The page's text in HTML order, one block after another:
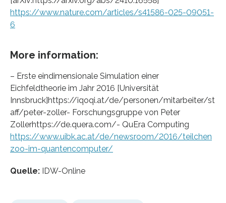
https://www.nature.com/articles/s41586-025-09051-
6
More information:
– Erste eindimensionale Simulation einer
Eichfeldtheorie im Jahr 2016 [Universität
Innsbruck]https://iqoqi.at/de/personen/mitarbeiter/st
aff/peter-zoller- Forschungsgruppe von Peter
Zollerhttps://de.quera.com/- QuEra Computing
https://www.uibk.ac.at/de/newsroom/2016/teilchen
zoo-im-quantencomputer/
Quelle: IDW-Online